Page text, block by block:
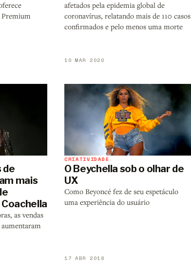
Premium
afetados pela epidemia global de
coronavírus, relatando mais de 110 casos
confirmados e pelo menos uma morte
10 MAR 2020
de
mais
as vendas
CRIATIVIDADE
O Beychella sob o olhar de
UX
Como Beyoncé fez de seu espetáculo
uma experiência do usuário
17 ABR 2018